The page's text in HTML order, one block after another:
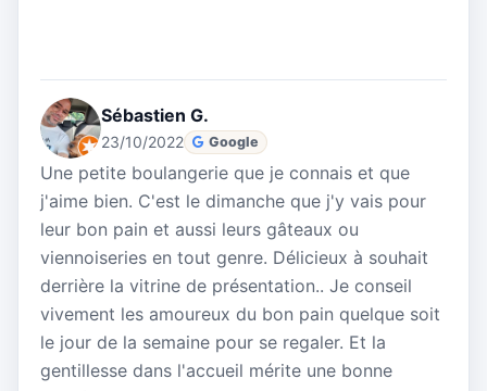
Sébastien G.
23/10/2022 Google
Une petite boulangerie que je connais et que
j'aime bien. C'est le dimanche que j'y vais pour
leur bon pain et aussi leurs gâteaux ou
viennoiseries en tout genre. Délicieux à souhait
derrière la vitrine de présentation.. Je conseil
vivement les amoureux du bon pain quelque soit
le jour de la semaine pour se regaler. Et la
gentillesse dans l'accueil mérite une bonne